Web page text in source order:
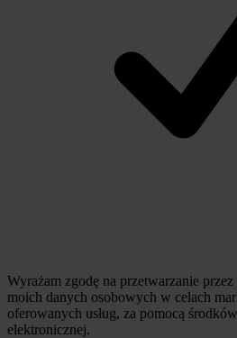
Wyrażam zgodę na przetwarzanie
moich danych osobowych w celach
oferowanych usług, za pomocą
elektronicznej.